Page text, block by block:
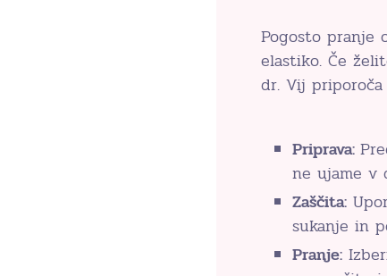
Pogosto pranje
elastiko. Če
dr. Vij
Priprava:
ne ujame v
Zaščita:
sukanje in
Pranje: